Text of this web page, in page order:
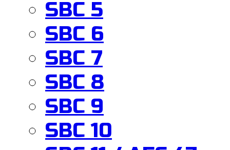
SBC 5
SBC 6
SBC 7
SBC 8
SBC 9
SBC 10